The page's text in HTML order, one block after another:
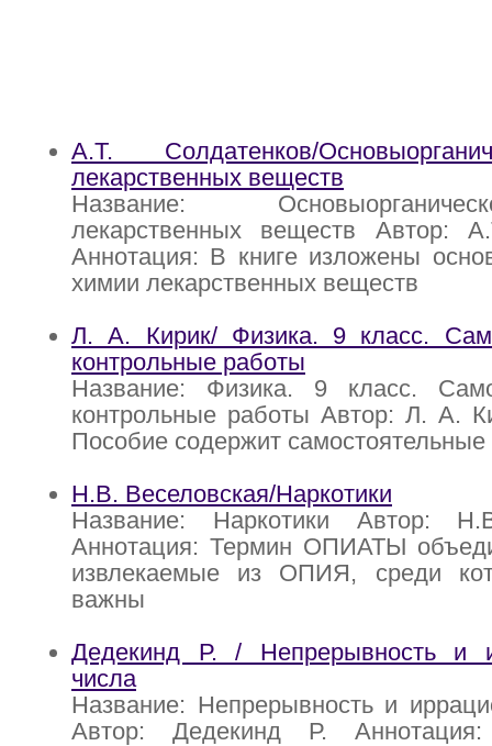
А.Т. Солдатенков/
лекарственных веществ
Название:
лекарственных веществ Автор:
Аннотация: В книге изложены
химии лекарственных веществ
Л. А. Кирик/ Физика. 9 класс.
контрольные работы
Название: Физика. 9 класс.
контрольные работы Автор: Л. А.
Пособие содержит самостоятельные
Н.В. Веселовская/Наркотики
Название: Наркотики Автор:
Аннотация: Термин ОПИАТЫ
извлекаемые из ОПИЯ, среди
важны
Дедекинд Р. / Непрерывность и
числа
Название: Непрерывность и
Автор: Дедекинд Р.